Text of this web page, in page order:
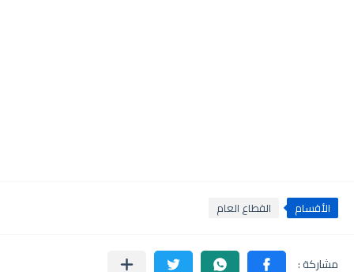
الأقسام القطاع العام